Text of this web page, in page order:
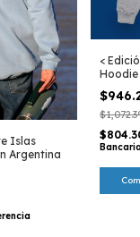
Islas
Argentina
<
Hoodie